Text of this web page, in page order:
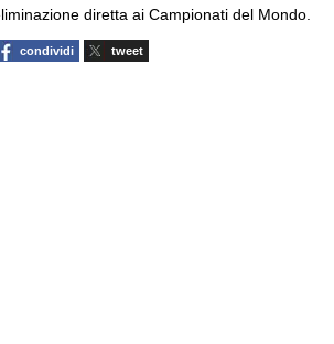
diretta ai Campionati del Mondo.
condividi tweet